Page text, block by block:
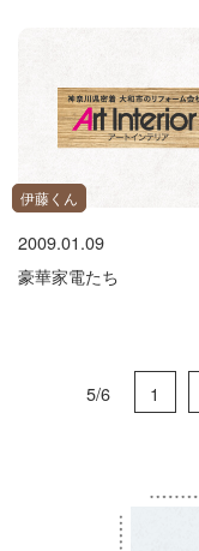
伊藤くん
2009.01.09
豪華家電たち
5/6 1